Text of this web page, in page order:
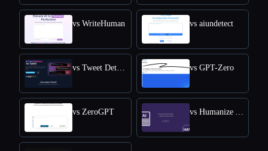
vs WriteHuman vs aiundetect
vs Tweet Detective vs GPT-Zero
vs ZeroGPT vs Humanize AI Text